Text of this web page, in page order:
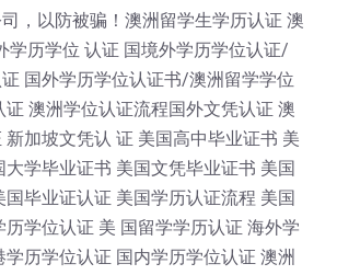
，以防被骗！澳洲留学生学历认证 澳
学历学位 认证 国境外学历学位认证/
国外学历学位认证书/澳洲留学学位
证 澳洲学位认证流程国外文凭认证 澳
加坡文凭认 证 美国高中毕业证书 美
大学毕业证书 美国文凭毕业证书 美国
国毕业证认证 美国学历认证流程 美国
学位认证 美 国留学学历认证 海外学
学历学位认证 国内学历学位认证 澳洲